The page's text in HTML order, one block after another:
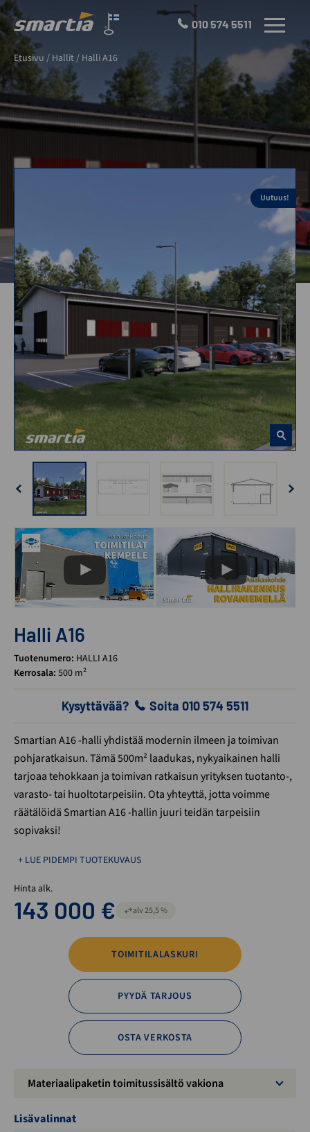
Skip
to
content
Smartia
Oy
010 574 5511 VALIKKO
Etusivu / Hallit/ Halli A16
Uutuus!
Halli A16
Tuotenumero: HALLI A16
Kerrosala: 500 m²
Kysyttävää? Soita 010 574 5511
Smartian A16 -halli yhdistää modernin ilmeen ja toimivan
pohjaratkaisun. Tämä 500m² laadukas, nykyaikainen halli
tarjoaa tehokkaan ja toimivan ratkaisun yrityksen tuotanto-,
varasto- tai huoltotarpeisiin. Ota yhteyttä, jotta voimme
räätälöidä Smartian A16 -hallin juuri teidän tarpeisiin
sopivaksi!
+ LUE PIDEMPI TUOTEKUVAUS
Hinta alk.
143 000 € alv 25,5 %
TOIMITILALASKURI
PYYDÄ TARJOUS
OSTA VERKOSTA
Materiaalipaketin toimitussisältö vakiona
Lisävalinnat